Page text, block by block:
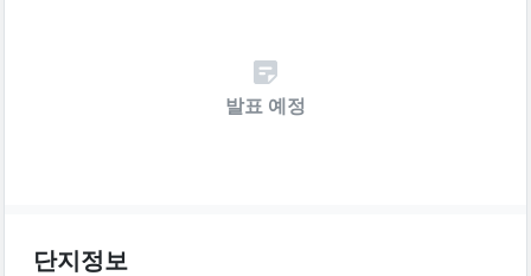
발표 예정
단지정보